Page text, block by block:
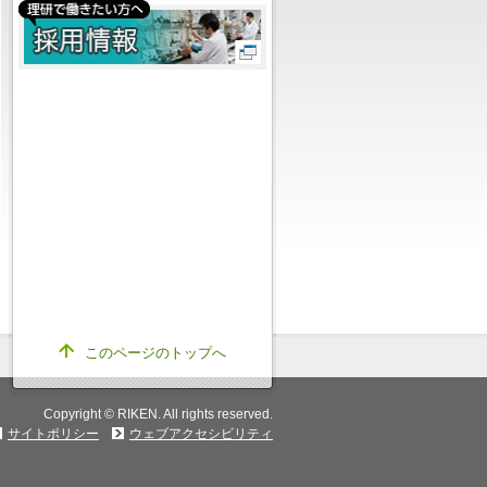
このページのトップへ
Copyright © RIKEN. All rights reserved.
サイトポリシー
ウェブアクセシビリティ